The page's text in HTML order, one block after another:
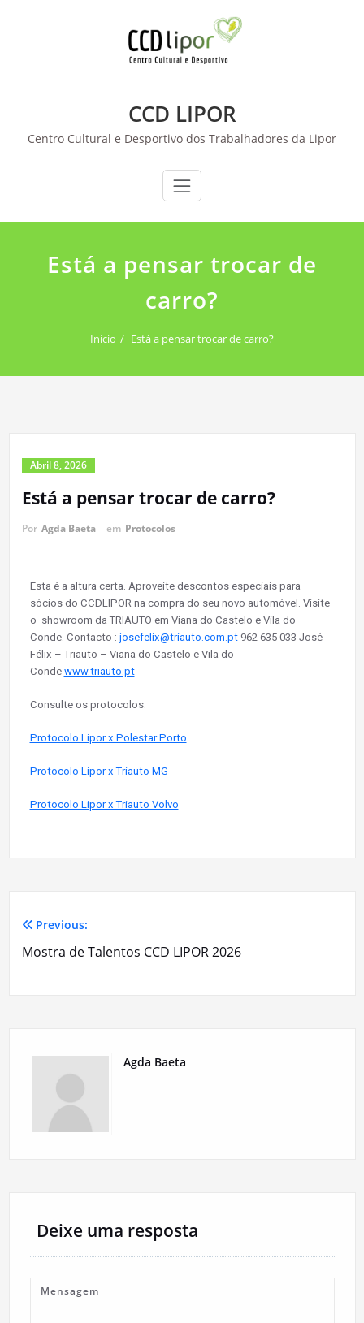
CCD LIPOR
Centro Cultural e Desportivo dos Trabalhadores da Lipor
Está a pensar trocar de
carro?
Início Está a pensar trocar de carro?
Abril 8, 2026
Está a pensar trocar de carro?
Por Agda Baeta em Protocolos
Esta é a altura certa. Aproveite descontos especiais para
sócios do CCDLIPOR na compra do seu novo automóvel. Visite
o showroom da TRIAUTO em Viana do Castelo e Vila do
Conde. Contacto : josefelix@triauto.com.pt962 635 033 José
Félix –Triauto – Viana do Castelo e Vila do
Conde www.triauto.pt
Consulte os protocolos:
Protocolo Lipor x Polestar Porto
Protocolo Lipor x Triauto MG
Protocolo Lipor x Triauto Volvo
Previous:
Mostra de Talentos CCD LIPOR 2026
Agda Baeta
Deixe uma resposta